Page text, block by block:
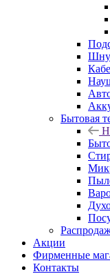
Бытовая
Акции
Фирменные
Контакты